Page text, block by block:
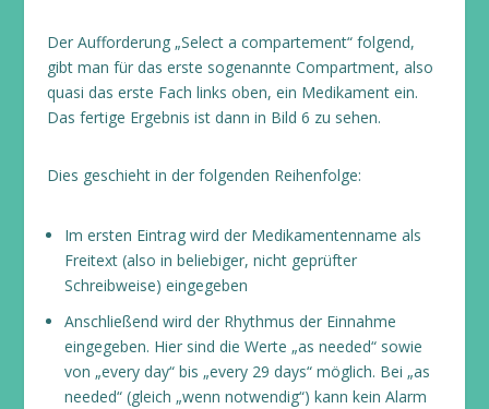
Der Aufforderung „Select a compartement“ folgend,
gibt man für das erste sogenannte Compartment, also
quasi das erste Fach links oben, ein Medikament ein.
Das fertige Ergebnis ist dann in Bild 6 zu sehen.
Dies geschieht in der folgenden Reihenfolge:
Im ersten Eintrag wird der Medikamentenname als
Freitext (also in beliebiger, nicht geprüfter
Schreibweise) eingegeben
Anschließend wird der Rhythmus der Einnahme
eingegeben. Hier sind die Werte „as needed“ sowie
von „every day“ bis „every 29 days“ möglich. Bei „as
needed“ (gleich „wenn notwendig“) kann kein Alarm